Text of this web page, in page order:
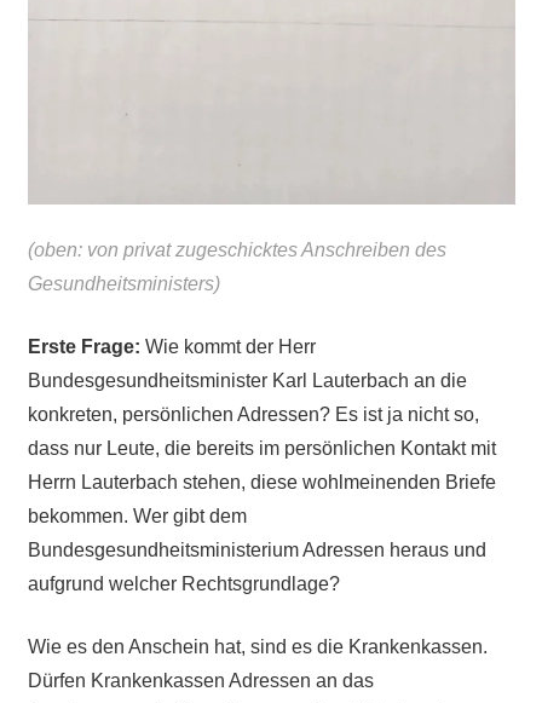
(oben: von privat zugeschicktes Anschreiben des
Gesundheitsministers)
Erste Frage: Wie kommt der Herr
Bundesgesundheitsminister Karl Lauterbach an die
konkreten, persönlichen Adressen? Es ist ja nicht so,
dass nur Leute, die bereits im persönlichen Kontakt mit
Herrn Lauterbach stehen, diese wohlmeinenden Briefe
bekommen. Wer gibt dem
Bundesgesundheitsministerium Adressen heraus und
aufgrund welcher Rechtsgrundlage?
Wie es den Anschein hat, sind es die Krankenkassen.
Dürfen Krankenkassen Adressen an das